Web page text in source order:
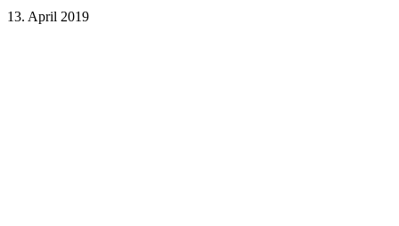
13. April 2019